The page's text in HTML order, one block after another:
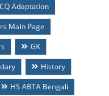
Adaptation
Main Page
GK
History
HS ABTA Bengali